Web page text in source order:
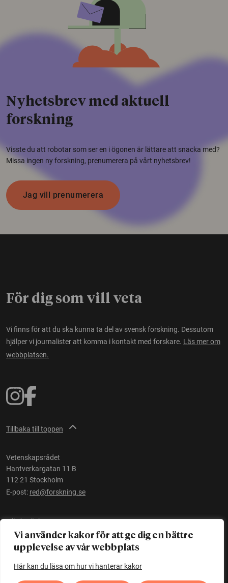
Vi använder kakor för att ge dig en bättre
upplevelse av vår webbplats
Här kan du läsa om hur vi hanterar kakor
Nyhetsbrev med aktuell
forskning
Visste du att robotar som ser en i ögonen är lättare att snacka med?
Missa ingen ny forskning, prenumerera på vårt nyhetsbrev!
Jag vill prenumerera
För dig som vill veta
Vi finns för att du ska kunna ta del av svensk forskning. Dessutom
hjälper vi journalister att komma i kontakt med forskare. Läs mer om
webbplatsen.
Tillbaka till toppen
Vetenskapsrådet
Hantverkargatan 11 B
112 21 Stockholm
E-post: red@forskning.se
Tillgänglighet
Ett initiativ avVetenskapsrådet